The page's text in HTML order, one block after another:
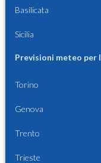
Basilicata
Sicilia
Previsioni meteo
Torino
Genova
Trento
Trieste